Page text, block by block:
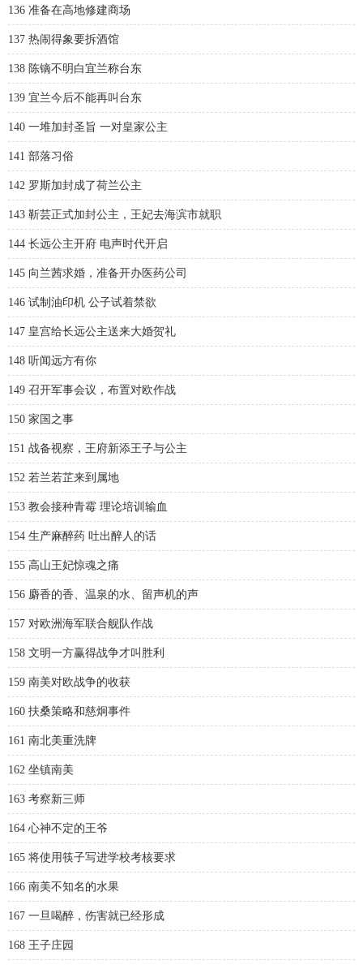
136 准备在高地修建商场
137 热闹得象要拆酒馆
138 陈镝不明白宜兰称台东
139 宜兰今后不能再叫台东
140 一堆加封圣旨 一对皇家公主
141 部落习俗
142 罗斯加封成了荷兰公主
143 靳芸正式加封公主，王妃去海滨市就职
144 长远公主开府 电声时代开启
145 向兰茜求婚，准备开办医药公司
146 试制油印机 公子试着禁欲
147 皇宫给长远公主送来大婚贺礼
148 听闻远方有你
149 召开军事会议，布置对欧作战
150 家国之事
151 战备视察，王府新添王子与公主
152 若兰若芷来到属地
153 教会接种青霉 理论培训输血
154 生产麻醉药 吐出醉人的话
155 高山王妃惊魂之痛
156 麝香的香、温泉的水、留声机的声
157 对欧洲海军联合舰队作战
158 文明一方赢得战争才叫胜利
159 南美对欧战争的收获
160 扶桑策略和慈炯事件
161 南北美重洗牌
162 坐镇南美
163 考察新三师
164 心神不定的王爷
165 将使用筷子写进学校考核要求
166 南美不知名的水果
167 一旦喝醉，伤害就已经形成
168 王子庄园